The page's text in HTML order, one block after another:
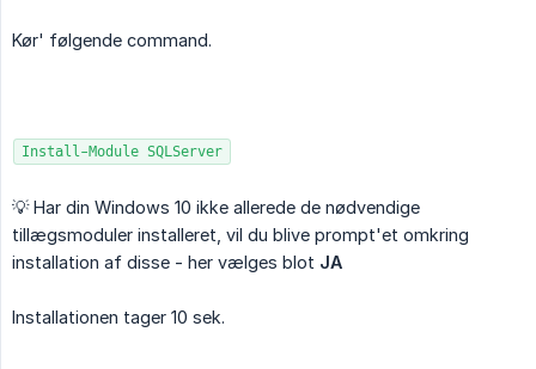
Kør' følgende command.
Install-Module SQLServer
💡 Har din Windows 10 ikke allerede de nødvendige
tillægsmoduler installeret, vil du blive prompt'et omkring
installation af disse - her vælges blot JA
Installationen tager 10 sek.